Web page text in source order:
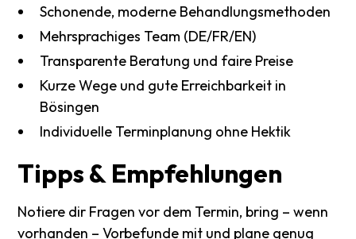
Schonende, moderne Behandlungsmethoden
Mehrsprachiges Team (DE/FR/EN)
Transparente Beratung und faire Preise
Kurze Wege und gute Erreichbarkeit in
Bösingen
Individuelle Terminplanung ohne Hektik
Tipps & Empfehlungen
Notiere dir Fragen vor dem Termin, bring – wenn
vorhanden – Vorbefunde mit und plane genug